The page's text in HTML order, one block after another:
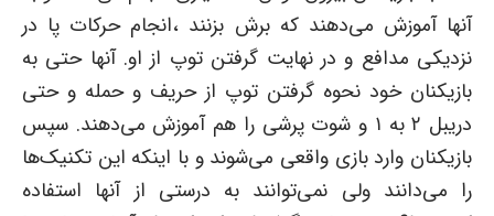
آنها آموزش می‌دهند که برش بزنند ،انجام حرکات پا در
نزدیکی مدافع و در نهایت گرفتن توپ از او. آنها حتی به
بازیکنان خود نحوه گرفتن توپ از حریف و حمله و حتی
دریبل ۲ به ۱ و شوت پرشی را هم آموزش می‌دهند. سپس
بازیکنان وارد بازی واقعی می‌شوند و با اینکه این تکنیک‌ها
را می‌دانند ولی نمی‌توانند به درستی از آنها استفاده